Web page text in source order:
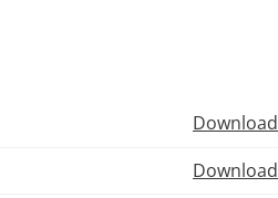
Download
Download